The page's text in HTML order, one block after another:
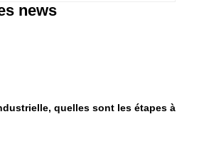
news
quelles sont les étapes à